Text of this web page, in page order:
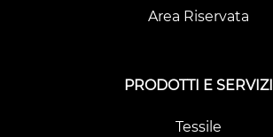
Area Riservata
PRODOTTI E SERVIZI
Tessile